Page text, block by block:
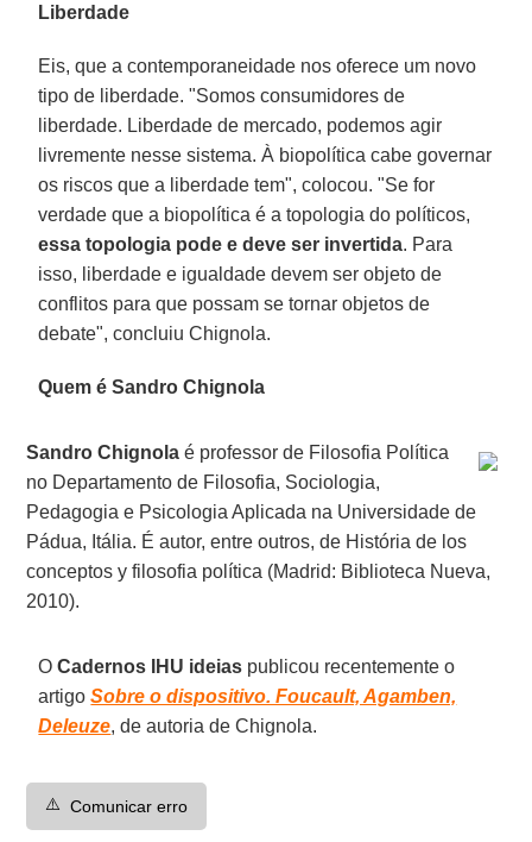
Liberdade
Eis, que a contemporaneidade nos oferece um novo
tipo de liberdade. "Somos consumidores de
liberdade. Liberdade de mercado, podemos agir
livremente nesse sistema. À biopolítica cabe governar
os riscos que a liberdade tem", colocou. "Se for
verdade que a biopolítica é a topologia do políticos,
essa topologia pode e deve ser invertida. Para
isso, liberdade e igualdade devem ser objeto de
conflitos para que possam se tornar objetos de
debate", concluiu Chignola.
Quem é Sandro Chignola
Sandro Chignola é professor de Filosofia Política
no Departamento de Filosofia, Sociologia,
Pedagogia e Psicologia Aplicada na Universidade de
Pádua, Itália. É autor, entre outros, de História de los
conceptos y filosofia política (Madrid: Biblioteca Nueva,
2010).
OCadernos IHU ideias publicou recentemente o
artigoSobre o dispositivo. Foucault, Agamben,
Deleuze, de autoria de Chignola.
⚠️ Comunicar erro